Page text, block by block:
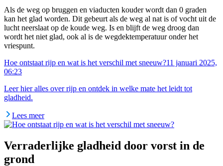
Als de weg op bruggen en viaducten kouder wordt dan 0 graden
kan het glad worden. Dit gebeurt als de weg al nat is of vocht uit de
lucht neerslaat op de koude weg. Is en blijft de weg droog dan
wordt het niet glad, ook al is de wegdektemperatuur onder het
vriespunt.
Hoe ontstaat rijp en wat is het verschil met sneeuw?11 januari 2025,
06:23
Leer hier alles over rijp en ontdek in welke mate het leidt tot
gladheid.
Lees meer
Verraderlijke gladheid door vorst in de
grond